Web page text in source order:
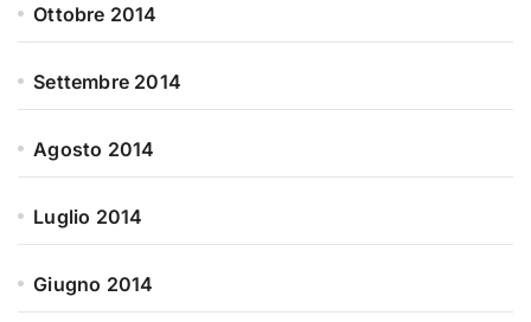
Ottobre 2014
Settembre 2014
Agosto 2014
Luglio 2014
Giugno 2014